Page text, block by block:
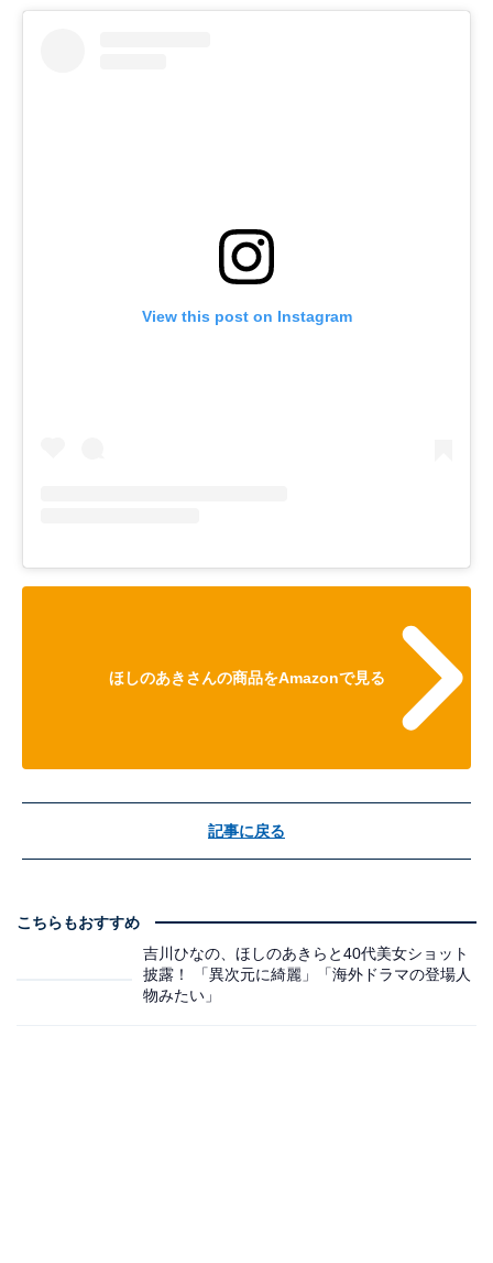
View this post on Instagram
ほしのあきさんの商品をAmazonで見る
記事に戻る
こちらもおすすめ
吉川ひなの、ほしのあきらと40代美女ショット
披露！ 「異次元に綺麗」「海外ドラマの登場人
物みたい」